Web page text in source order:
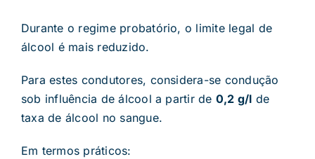
Durante o regime probatório, o limite legal de
álcool é mais reduzido.
Para estes condutores, considera-se condução
sob influência de álcool a partir de 0,2 g/l de
taxa de álcool no sangue.
Em termos práticos: